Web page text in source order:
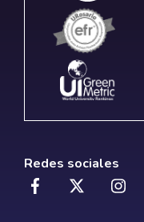
Redes sociales